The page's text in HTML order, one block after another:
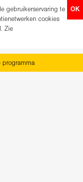
OK
gebruikerservaring te
cookies
Zie
programma
koop direct je kaartjes